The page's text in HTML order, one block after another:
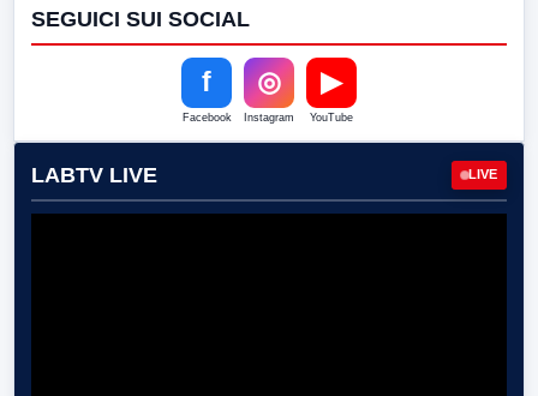
SEGUICI SUI SOCIAL
f
Facebook
◎
Instagram
▶
YouTube
LABTV LIVE LIVE